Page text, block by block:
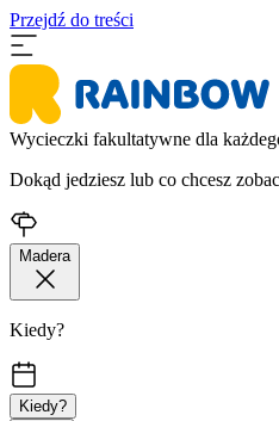
Przejdź do treści
Wycieczki fakultatywne dla
Dokąd jedziesz lub co chcesz
Madera
Kiedy?
Kiedy?